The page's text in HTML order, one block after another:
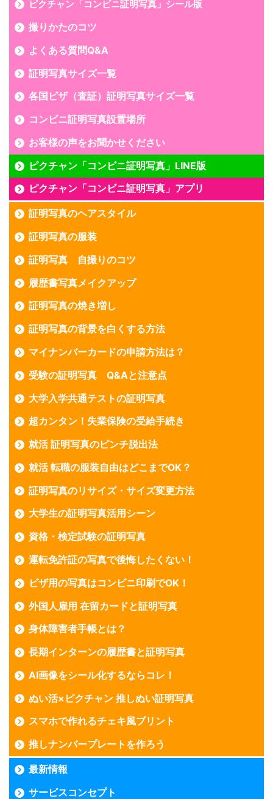
ピクチャン「コンビニ証明写真」シール版
撮りかたのコツ
よくある質問Q&A
証明写真サイズ一覧
各国ビザ（査証）証明写真サイズ一覧
コンビニ証明写真設置場所
お客様の声をお聞かせください
ピクチャン「コンビニ証明写真」LINE版
ピクチャン「コンビニ証明写真」アプリ
証明写真のヘアスタイル
証明写真の服装
証明写真 自撮りのコツ
履歴書写真メイクアップ
証明写真の焼き増し
証明写真の背景を白くする方法
マイナンバーカードの申請方法は？
受験の証明写真 Q&Aと注意点
大学入学共通テストの証明写真
超カンタン！失業保険の受給手続き
就活 証明写真のピンチ脱出法
就活 転職の服装自由はどこまでOK？
証明写真のリサイズ・サイズ変更方法
大学生の証明写真活用シーン
資格・検定試験の証明写真
運転免許証の写真で後悔したくない！
ビザ用の写真はコンビニ印刷でOK！
外国人雇用 在留カードと証明写真
身体障害者手帳とは？
長期インターンの履歴書と証明写真
AI画像をシール化するならコレ！
ぬい活×ピクチャン 推しぬい証明写真
スマホで作れるチェキ風プリント
推しナンバープレートを作ろう
最新情報
サービスコンセプト